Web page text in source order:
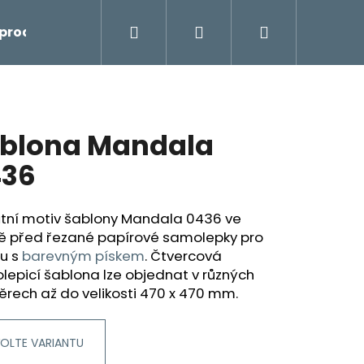
Přihlášení
Mandala
motiv šablony Mandala 0436 ve
před řezané papírové samolepky pro
s barevným pískem. Čtvercová
šablona lze objednat v různých
až do velikosti 470 x 470 mm.
VARIANTU